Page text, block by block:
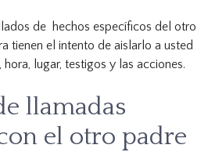
de hechos específicos del otro
tienen el intento de aislarlo a usted
lugar, testigos y las acciones.
llamadas
el otro padre